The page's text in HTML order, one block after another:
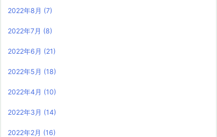
2022年8月 (7)
2022年7月 (8)
2022年6月 (21)
2022年5月 (18)
2022年4月 (10)
2022年3月 (14)
2022年2月 (16)